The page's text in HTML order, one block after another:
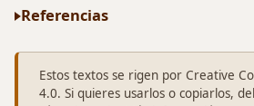
Referencias
Estos textos se rigen por Creative
4.0. Si quieres usarlos o copiarlos,